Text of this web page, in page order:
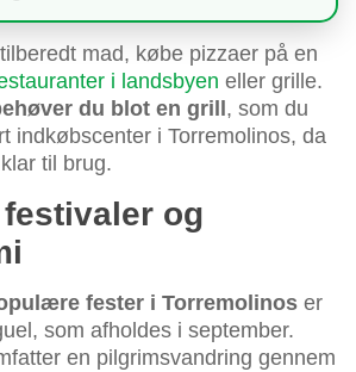
mad, købe pizzaer på en
i landsbyen eller grille.
du blot en grill , som du
indkøbscenter i Torremolinos, da
til brug.
og
fester i Torremolinos er
som afholdes i september.
en pilgrimsvandring gennem